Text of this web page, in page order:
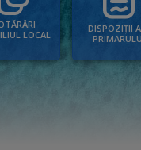
LOCAL
DISPOZIȚII